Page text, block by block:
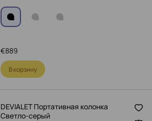
889
€
В корзину
DEVIALET Портативная колонка
Светло-серый